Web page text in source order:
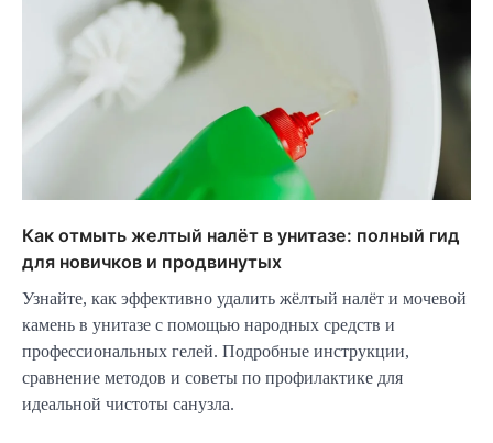
Как отмыть желтый налёт в унитазе: полный гид
для новичков и продвинутых
Узнайте, как эффективно удалить жёлтый налёт и мочевой
камень в унитазе с помощью народных средств и
профессиональных гелей. Подробные инструкции,
сравнение методов и советы по профилактике для
идеальной чистоты санузла.